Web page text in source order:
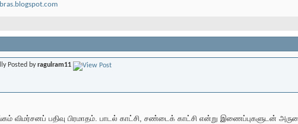
Posted byragulram11
விமர்சனப் பதிவு பிரமாதம். பாடல் காட்சி, சண்டைக் காட்சி என்று இணைப்புகளுடன்